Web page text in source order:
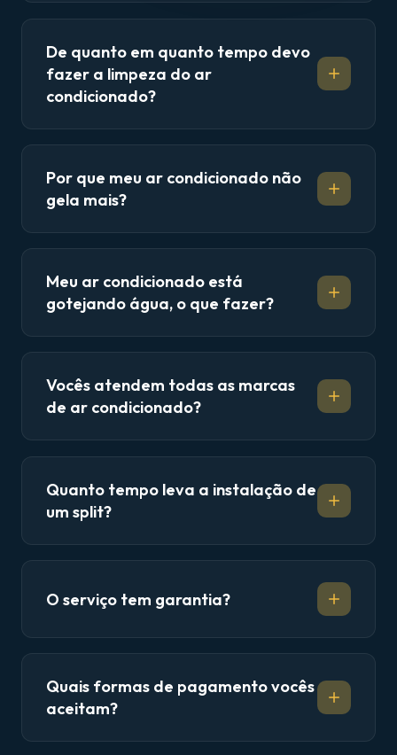
De quanto em quanto tempo devo
fazer a limpeza do ar
condicionado?
Por que meu ar condicionado não
gela mais?
Meu ar condicionado está
gotejando água, o que fazer?
Vocês atendem todas as marcas
de ar condicionado?
Quanto tempo leva a instalação de
um split?
O serviço tem garantia?
Quais formas de pagamento vocês
aceitam?